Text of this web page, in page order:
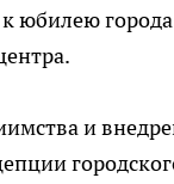
города
и